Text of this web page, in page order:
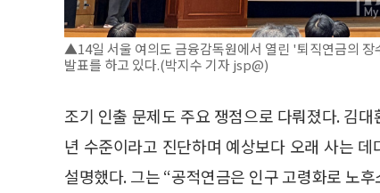
▲14일 서울 여의도 금융감독원에서 열린 '퇴직연금의
발표를 하고 있다.(박지수 기자 jsp@)
조기 인출 문제도 주요 쟁점으로 다뤄졌다. 김
년 수준이라고 진단하며 예상보다 오래 사는
설명했다. 그는 “공적연금은 인구 고령화로 노